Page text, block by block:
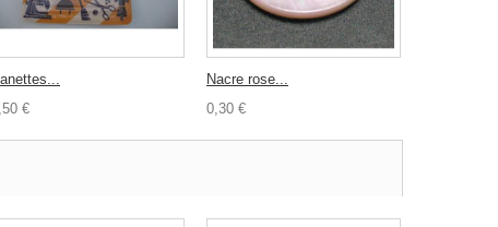
€
Nacre rose...
0,30 €